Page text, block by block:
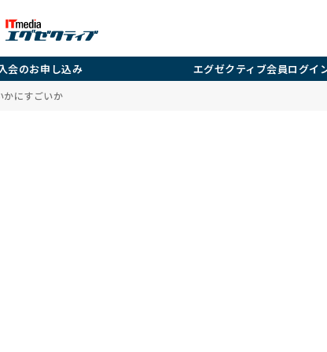
会のお申し込み エグゼクティブ会員ログイ
かにすごいか